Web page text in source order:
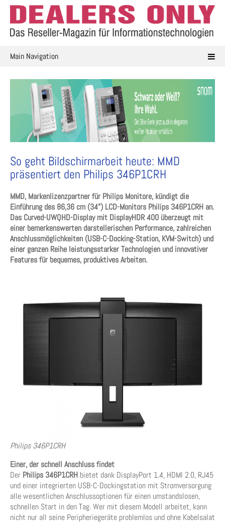
Skip
content
Main Navigation
So geht Bildschirmarbeit heute: MMD
präsentiert den Philips 346P1CRH
MMD, Markenlizenzpartner für Philips Monitore, kündigt die
Einführung des 86,36 cm (34”) LCD-Monitors Philips 346P1CRH an.
Das Curved-UWQHD-Display mit DisplayHDR 400 überzeugt mit
einer bemerkenswerten darstellerischen Performance, zahlreichen
Anschlussmöglichkeiten (USB-C-Docking-Station, KVM-Switch) und
einer ganzen Reihe leistungsstarker Technologien und innovativer
Features für bequemes, produktives Arbeiten.
Philips 346P1CRH
Einer, der schnell Anschluss findet
Der Philips 346P1CRH bietet dank DisplayPort 1.4, HDMI 2.0, RJ45
und einer integrierten USB-C-Dockingstation mit Stromversorgung
alle wesentlichen Anschlussoptionen für einen umstandslosen,
schnellen Start in den Tag. Wer mit diesem Modell arbeitet, kann
nicht nur all seine Peripheriegeräte problemlos und ohne Kabelsalat